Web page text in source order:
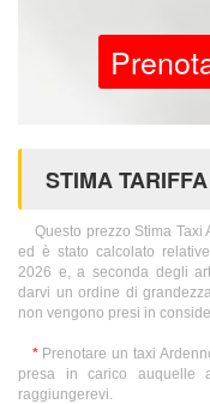
STIMA
Questo prezzo Stima Taxi
ed è stato calcolato
2026 e, a seconda degli
darvi un ordine di
non vengono presi in
*Prenotare un taxi
presa in carico auquelle
raggiungerevi.